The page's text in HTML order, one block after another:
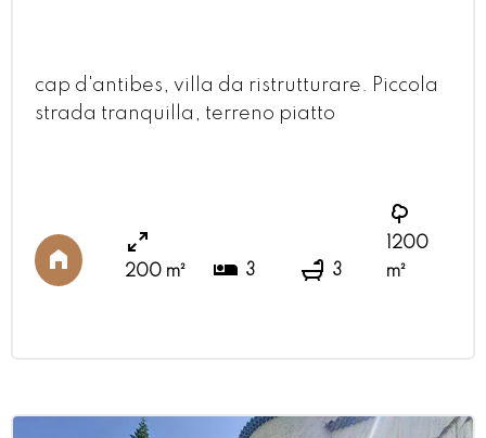
cap d'antibes, villa da ristrutturare. Piccola
strada tranquilla, terreno piatto
200 m² 3 3
1200
m²